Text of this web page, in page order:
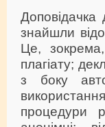
знайшли
Це, зокрема,
плагіату;
з боку
процедури